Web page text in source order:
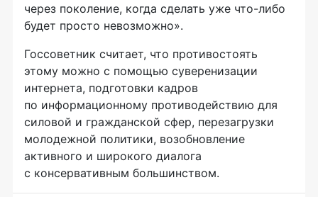
через поколение, когда сделать уже что-либо
будет просто невозможно».
Госсоветник считает, что противостоять
этому можно с помощью суверенизации
интернета, подготовки кадров
по информационному противодействию для
силовой и гражданской сфер, перезагрузки
молодежной политики, возобновление
активного и широкого диалога
с консервативным большинством.